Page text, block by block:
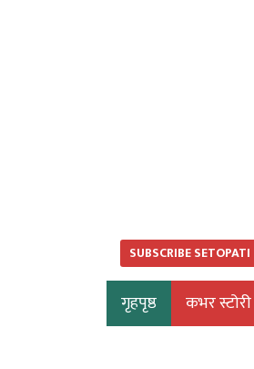
SUBSCRIBE SETOPATI
गृहपृष्ठ कभर स्टोरी